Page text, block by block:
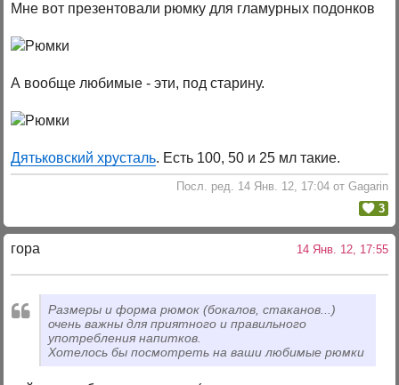
Мне вот презентовали рюмку для гламурных подонков
А вообще любимые - эти, под старину.
Дятьковский хрусталь. Есть 100, 50 и 25 мл такие.
Посл. ред. 14 Янв. 12, 17:04 от Gagarin
3
гора 14 Янв. 12, 17:55
Размеры и форма рюмок (бокалов, стаканов...)
очень важны для приятного и правильного
употребления напитков.
Хотелось бы посмотреть на ваши любимые рюмки